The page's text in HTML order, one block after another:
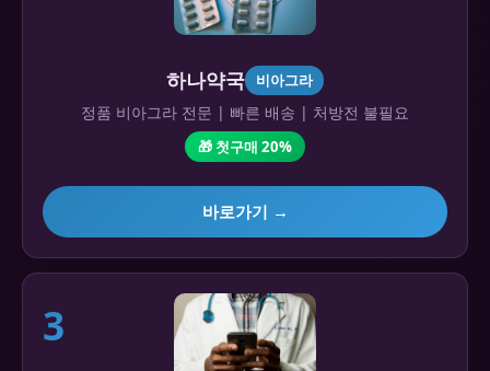
하나약국 비아그라
정품 비아그라 전문 | 빠른 배송 | 처방전 불필요
🎁 첫구매 20%
바로가기 →
3